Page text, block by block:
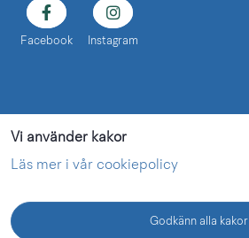
Vi använder kakor
Läs mer i vår cookiepolicy
Godkänn alla kakor
Facebook Instagram